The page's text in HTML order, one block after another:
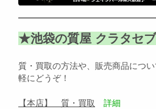
★池袋の質屋 クラタセ
質・買取の方法や、販売商品につ
軽にどうぞ！
【本店】 質・買取
詳細